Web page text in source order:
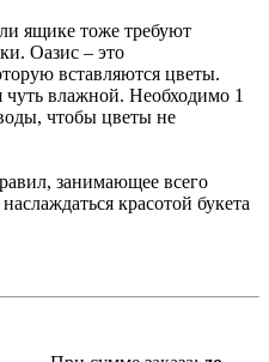
ящике тоже требуют
Оазис – это
вставляются цветы.
чуть влажной. Необходимо 1
чтобы цветы не
занимающее всего
красотой букета